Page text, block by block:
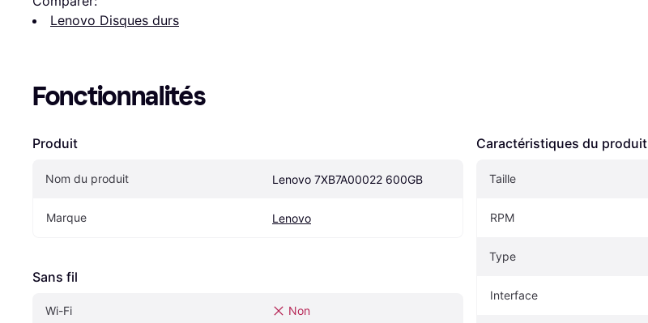
Lenovo Disques durs
Fonctionnalités
Produit
Nom du produit Lenovo 7XB7A00022 600GB
Marque Lenovo
Sans fil
Wi-Fi Non
Caractéristiques du produit
Taille
RPM
Type
Interface